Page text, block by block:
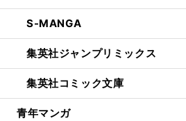
S-MANGA
集英社ジャンプリミックス
集英社コミック文庫
青年マンガ